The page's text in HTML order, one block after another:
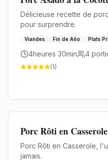
Délicieuse recette de
pour surprendre.
Viandes Fin de Año Plats
4heures 30min 4
(1)
Porc Rôti en Casserole
Porc Rôti en Casserole,
jamais.